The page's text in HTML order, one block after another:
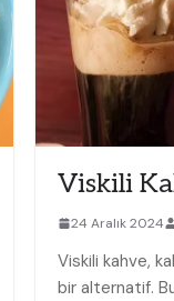
Viskili
24 Aralık 2024
Viskili kahve,
bir alternatif.